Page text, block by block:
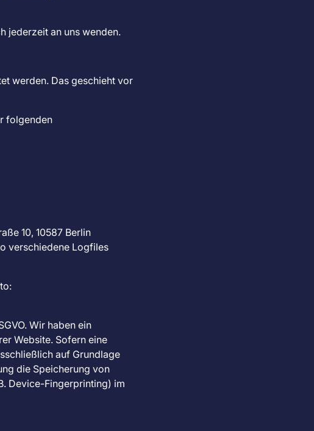
jederzeit an uns wenden.
werden. Das geschieht vor
folgenden
10, 10587 Berlin
verschiedene Logfiles
Wir haben ein
Website. Sofern eine
auf Grundlage
die Speicherung von
Device-Fingerprinting) im